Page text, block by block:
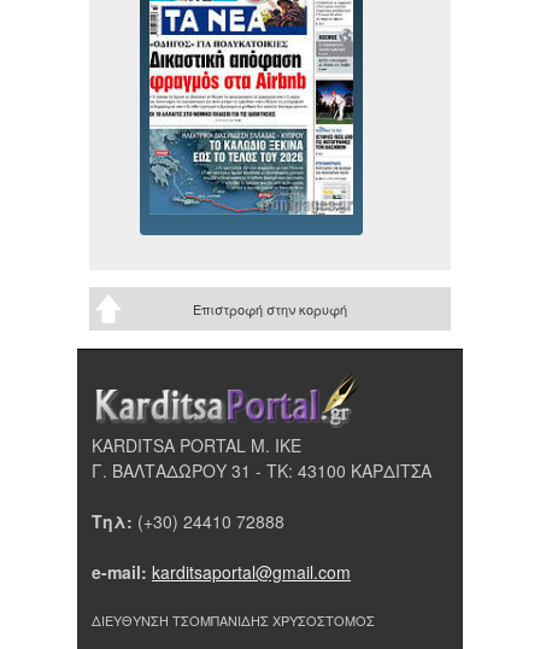
Επιστροφή στην κορυφή
KARDITSA PORTAL Μ. ΙΚΕ
Γ. ΒΑΛΤΑΔΩΡΟΥ 31 - ΤΚ: 43100 ΚΑΡΔΙΤΣΑ
Τηλ: (+30) 24410 72888
e-mail: karditsaportal@gmail.com
ΔΙΕΥΘΥΝΣΗ ΤΣΟΜΠΑΝΙΔΗΣ ΧΡΥΣΟΣΤΟΜΟΣ